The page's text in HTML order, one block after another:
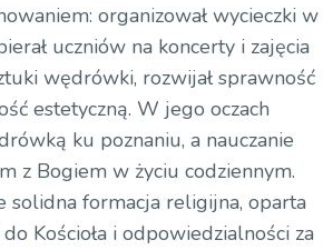
organizował wycieczki w
uczniów na koncerty i zajęcia
wędrówki, rozwijał sprawność
estetyczną. W jego oczach
ku poznaniu, a nauczanie
z Bogiem w życiu codziennym.
solidna formacja religijna, oparta
Kościoła i odpowiedzialności za